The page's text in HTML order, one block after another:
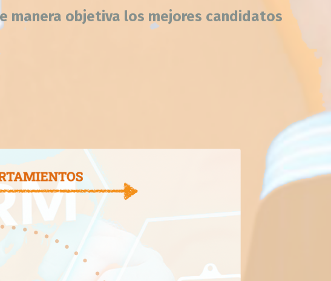
manera objetiva los mejores candidatos